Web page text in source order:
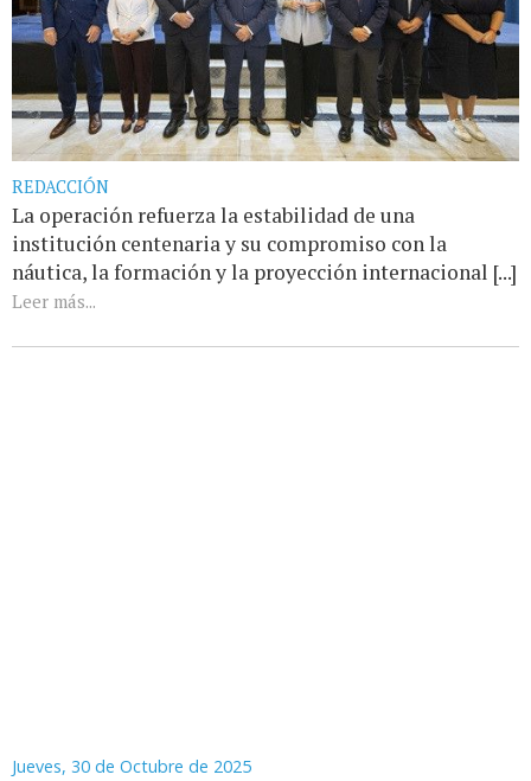
REDACCIÓN
La operación refuerza la estabilidad de una
institución centenaria y su compromiso con la
náutica, la formación y la proyección internacional [...]
Leer más...
Jueves, 30 de Octubre de 2025